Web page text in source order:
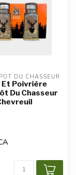
DU CHASSEUR
Et Poivrière
Du Chasseur